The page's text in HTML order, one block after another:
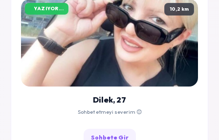
YAZIYOR... 10,2 km
Dilek, 27
Sohbet etmeyi severim 😊
Sohbete Gir